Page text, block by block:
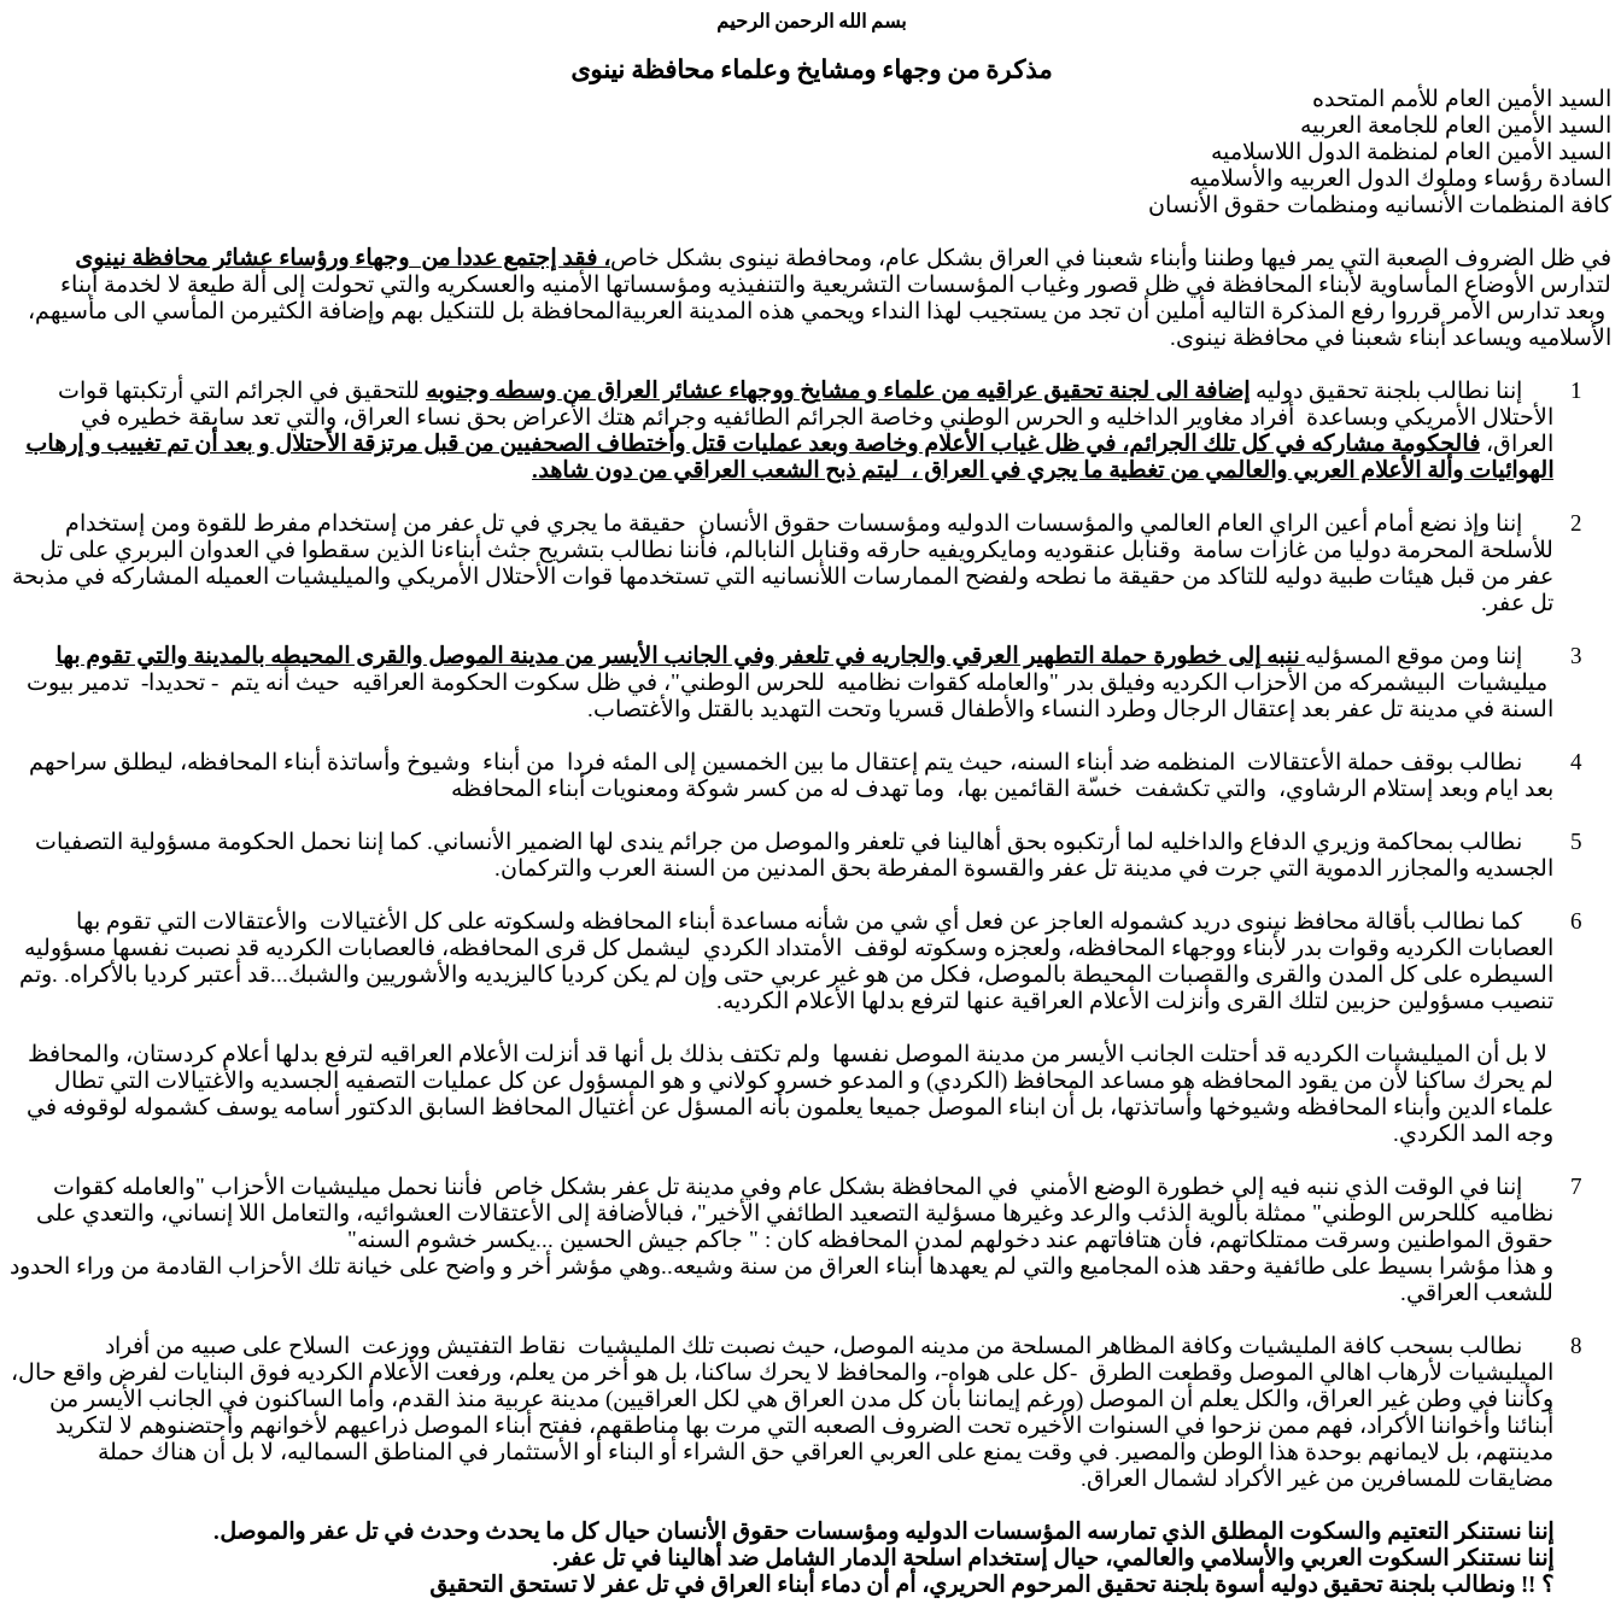
بسم الله الرحمن الرحيم
مذكرة من وجهاء ومشايخ وعلماء محافظة نينوى
السيد الأمين العام للأمم المتحده
السيد الأمين العام للجامعة العربيه
السيد الأمين العام لمنظمة الدول اللاسلاميه
السادة رؤساء وملوك الدول العربيه والأسلاميه
كافة المنظمات الأنسانيه ومنظمات حقوق الأنسان
في ظل الضروف الصعبة التي يمر فيها وطننا وأبناء شعبنا في العراق بشكل عام، ومحافطة نينوى بشكل خاص، فقد إجتمع عددا من وجهاء ورؤساء عشائر محافظة نينوى
لتدارس الأوضاع المأساوية لأبناء المحافظة في ظل قصور وغياب المؤسسات التشريعية والتنفيذيه ومؤسساتها الأمنيه والعسكريه والتي تحولت إلى ألة طيعة لا لخدمة أبناء
المحافظة بل للتنكيل بهم وإضافة الكثيرمن المأسي الى مأسيهم، وبعد تدارس الأمر قرروا رفع المذكرة التاليه أملين أن تجد من يستجيب لهذا النداء ويحمي هذه المدينة العربية
الأسلاميه ويساعد أبناء شعبنا في محافظة نينوى.
1 إننا نطالب بلجنة تحقيق دوليه إضافة الى لجنة تحقيق عراقيه من علماء و مشايخ ووجهاء عشائر العراق من وسطه وجنوبه للتحقيق في الجرائم التي أرتكبتها قوات
الأحتلال الأمريكي وبساعدة
أفراد مغاوير الداخليه و الحرس الوطني وخاصة الجرائم الطائفيه وجرائم هتك الأعراض بحق نساء العراق، والتي تعد سابقة خطيره في
العراق، فالحكومة مشاركه في كل تلك الجرائم، في ظل غياب الأعلام وخاصة وبعد عمليات قتل وأختطاف الصحفيين من قبل مرتزقة الأحتلال و بعد أن تم تغييب و إرهاب
الهوائيات وألة الأعلام العربي والعالمي من تغطية ما يجري في العراق ، ليتم ذبح الشعب العراقي من دون شاهد.
2 إننا وإذ نضع أمام أعين الراي العام العالمي والمؤسسات الدوليه ومؤسسات حقوق الأنسان حقيقة ما يجري في تل عفر من إستخدام مفرط للقوة ومن إستخدام
للأسلحة المحرمة دوليا من غازات سامة وقنابل عنقوديه ومايكرويفيه حارقه وقنابل النابالم، فأننا نطالب بتشريح جثث أبناءنا الذين سقطوا في العدوان البربري على تل
عفر من قبل هيئات طبية دوليه للتاكد من حقيقة ما نطحه ولفضح الممارسات اللأنسانيه التي تستخدمها قوات الأحتلال الأمريكي والميليشيات العميله المشاركه في مذبحة
تل عفر.
3 إننا ومن موقع المسؤليه ننبه إلى خطورة حملة التطهير العرقي والجاريه في تلعفر وفي الجانب الأيسر من مدينة الموصل والقرى المحيطه بالمدينة والتي تقوم بها
ميليشيات البيشمركه من الأحزاب الكرديه وفيلق بدر "والعامله كقوات نظاميه للحرس الوطني"، في ظل سكوت الحكومة العراقيه حيث أنه يتم - تحديدا- تدمير بيوت
السنة في مدينة تل عفر بعد إعتقال الرجال وطرد النساء والأطفال قسريا وتحت التهديد بالقتل والأغتصاب.
4 نطالب بوقف حملة الأعتقالات المنظمه ضد أبناء السنه، حيث يتم إعتقال ما بين الخمسين إلى المئه فردا من أبناء وشيوخ وأساتذة أبناء المحافظه، ليطلق سراحهم
بعد ايام وبعد إستلام الرشاوي،
والتي تكشفت خسة القائمين بها، وما تهدف له من كسر شوكة ومعنويات أبناء المحافظه
5 نطالب بمحاكمة وزيري الدفاع والداخليه لما أرتكبوه بحق أهالينا في تلعفر والموصل من جرائم يندى لها الضمير الأنساني. كما إننا نحمل الحكومة مسؤولية التصفيات
الجسديه والمجازر الدموية التي جرت في مدينة تل عفر والقسوة المفرطة بحق المدنين من السنة العرب والتركمان.
6 كما نطالب بأقالة محافظ نينوى دريد كشموله العاجز عن فعل أي شي من شأنه مساعدة أبناء المحافظه ولسكوته على كل الأغتيالات
والأعتقالات التي تقوم بها
العصابات الكرديه وقوات بدر لأبناء ووجهاء المحافظه، ولعجزه وسكوته لوقف
الأمتداد الكردي
ليشمل كل قرى المحافظه، فالعصابات الكرديه قد نصبت نفسها مسؤوليه
السيطره على كل المدن والقرى والقصبات المحيطة بالموصل، فكل من هو غير عربي حتى وإن لم يكن كرديا كاليزيديه والأشوريين والشبك...قد أعتبر كرديا بالأكراه. .وتم
تنصيب مسؤولين حزبين لتلك القرى وأنزلت الأعلام العراقية عنها لترفع بدلها الأعلام الكرديه.
لا بل أن الميليشيات الكرديه قد أحتلت الجانب الأيسر من مدينة الموصل نفسها ولم تكتف بذلك بل أنها قد أنزلت الأعلام العراقيه لترفع بدلها أعلام كردستان، والمحافظ
لم يحرك ساكنا لأن من يقود المحافظه هو مساعد المحافظ (الكردي) و المدعو خسرو كولاني و هو المسؤول عن كل عمليات التصفيه الجسديه والأغتيالات التي تطال
علماء الدين وأبناء المحافظه وشيوخها وأساتذتها، بل أن ابناء الموصل جميعا يعلمون بأنه المسؤل عن أغتيال المحافظ السابق الدكتور أسامه يوسف كشموله لوقوفه في
وجه المد الكردي.
7 إننا في الوقت الذي ننبه فيه إلى خطورة الوضع الأمني في المحافظة بشكل عام وفي مدينة تل عفر بشكل خاص فأننا نحمل ميليشيات الأحزاب "والعامله كقوات
نظاميه كللحرس الوطني" ممثلة بألوية الذئب والرعد وغيرها مسؤلية التصعيد الطائفي الأخير "، فبالأضافة إلى الأعتقالات العشوائيه، والتعامل اللا إنساني، والتعدي على
حقوق المواطنين وسرقت ممتلكاتهم، فأن هتافاتهم عند دخولهم لمدن
المحافظه كان : " جاكم جيش الحسين ...يكسر خشوم السنه"
و هذا مؤشرا بسيط على طائفية وحقد هذه المجاميع والتي لم يعهدها أبناء العراق من سنة وشيعه..وهي مؤشر أخر و واضح على خيانة تلك الأحزاب القادمة من وراء الحدود
للشعب العراقي.
8 نطالب بسحب كافة المليشيات وكافة المظاهر المسلحة من مدينه الموصل، حيث نصبت تلك المليشيات نقاط التفتيش ووزعت السلاح على صبيه من أفراد
الميليشيات لأرهاب اهالي الموصل وقطعت الطرق -كل على هواه-، والمحافظ لا يحرك ساكنا، بل هو أخر من يعلم، ورفعت الأعلام الكرديه فوق البنايات لفرض واقع حال،
وكأننا في وطن غير العراق، والكل يعلم أن الموصل (ورغم إيماننا بأن كل مدن العراق هي لكل العراقيين) مدينة عربية منذ القدم، وأما الساكنون في الجانب الأيسر من
أبنائنا وأخواننا الأكراد، فهم ممن نزحوا في السنوات الأخيره تحت الضروف الصعبه التي مرت بها مناطقهم، ففتح أبناء الموصل ذراعيهم لأخوانهم وأحتضنوهم لا لتكريد
مدينتهم، بل لايمانهم بوحدة هذا الوطن والمصير. في وقت يمنع على العربي العراقي حق الشراء أو البناء أو الأستثمار في المناطق السماليه، لا بل أن هناك حملة
مضايقات للمسافرين من غير الأكراد لشمال العراق.
إننا نستنكر التعتيم والسكوت المطلق الذي تمارسه المؤسسات الدوليه ومؤسسات حقوق الأنسان حيال كل ما يحدث وحدث في تل عفر والموصل.
إننا نستنكر السكوت العربي والأسلامي والعالمي، حيال إستخدام اسلحة الدمار الشامل ضد أهالينا في تل عفر.
ونطالب بلجنة تحقيق دوليه أسوة بلجنة تحقيق المرحوم الحريري، أم أن دماء أبناء العراق في تل عفر لا تستحق التحقيق ؟ !!